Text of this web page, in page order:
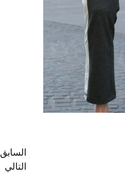
السابق
التالي